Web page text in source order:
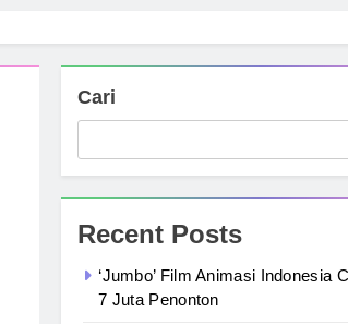
Cari
Recent Posts
‘Jumbo’ Film Animasi Indonesia
7 Juta Penonton